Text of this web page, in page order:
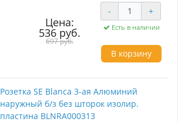
алюминия, что обеспечивает высокую
прочность и стильный внешний вид.
Изолирующая пластина гарантирует
безопасность эксплуатации. Идеально
подходит для установки в офисах и жилых
Цена:
536 руб.
697 руб.
- +
Есть в наличии
В корзину
Розетка SE Blanca 3-ая Алюминий
наружный б/з без шторок изолир.
пластина BLNRA000313